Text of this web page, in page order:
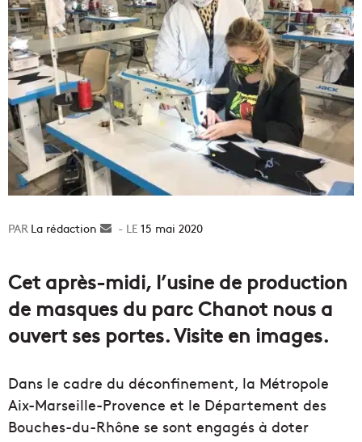
La rédaction
Envoyer15 mai 2020
Cet après-midi, l’usine de production
de masques du parc Chanot nous a
ouvert ses portes. Visite en images.
Dans le cadre du déconfinement, la Métropole
Aix-Marseille-Provence et le Département des
Bouches-du-Rhône se sont engagés à doter